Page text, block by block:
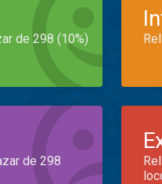
de 298 (10%)
de 298